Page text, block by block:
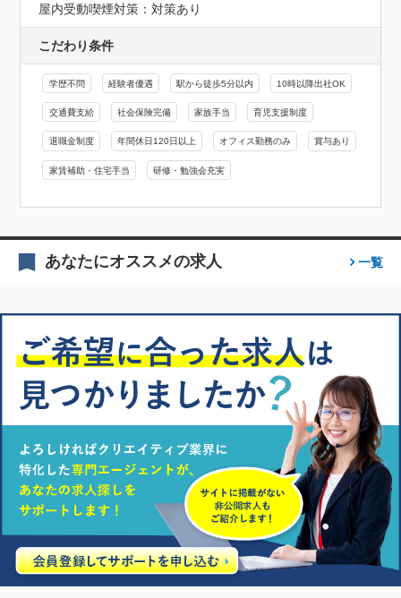
屋内受動喫煙対策：対策あり
こだわり条件
学歴不問 経験者優遇 駅から徒歩5分以内 10時以降出社OK
交通費支給 社会保険完備 家族手当 育児支援制度
退職金制度 年間休日120日以上 オフィス勤務のみ 賞与あり
家賃補助・住宅手当 研修・勉強会充実
あなたにオススメの求人 一覧